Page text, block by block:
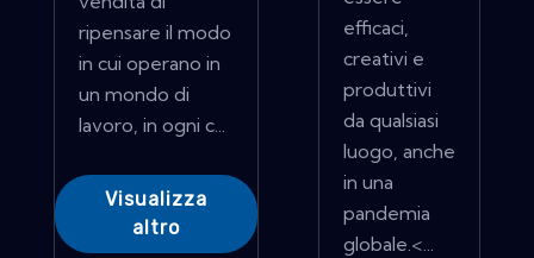
ripensare il modo
in cui operano in
un mondo di
lavoro, in ogni c...
Visualizza
altro
efficaci,
creativi e
produttivi
da qualsiasi
luogo, anche
in una
pandemia
globale.<...